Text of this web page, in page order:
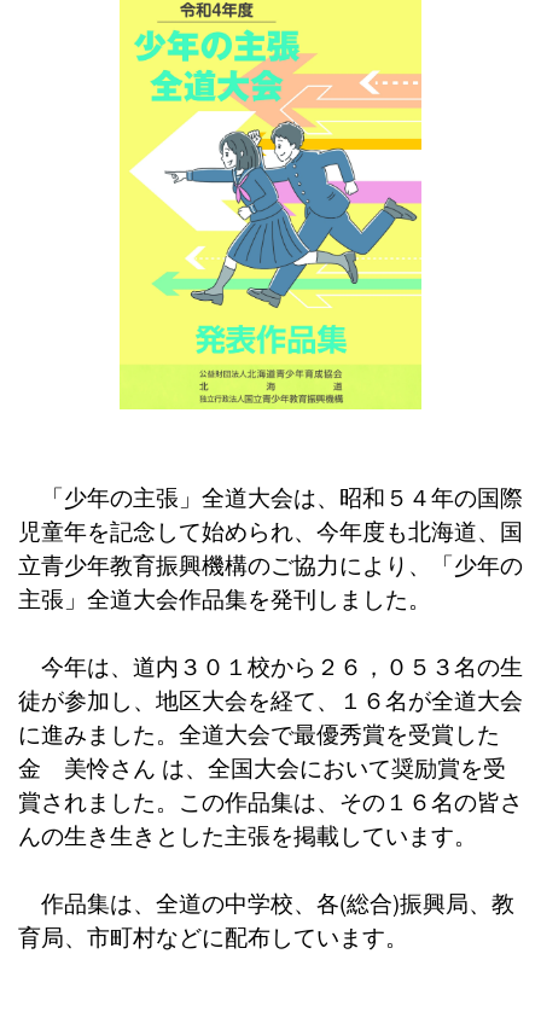
「少年の主張」全道大会は、昭和５４年の国際
児童年を記念して始められ、今年度も北海道、国
立青少年教育振興機構のご協力により、「少年の
主張」全道大会作品集を発刊しました。
今年は、道内３０１校から２６，０５３名の生
徒が参加し、地区大会を経て、１６名が全道大会
に進みました。全道大会で最優秀賞を受賞した
金 美怜さん は、全国大会において奨励賞を受
賞されました。この作品集は、その１６名の皆さ
んの生き生きとした主張を掲載しています。
作品集は、全道の中学校、各(総合)振興局、教
育局、市町村などに配布しています。